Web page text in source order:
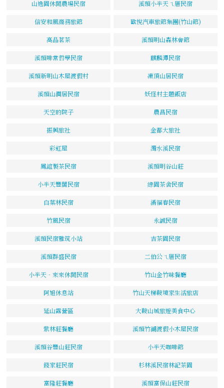
山逸園休閒農場民宿 溪頭小半天ㄟ厝民宿
信安和風商務旅館 歐悅汽車旅館集團(竹山館)
高品茗茶 溪頭明山森林會館
溪頭啡常哲學民宿 麒麟潭民宿
溪頭新明山木屋渡假村 凍頂山居民宿
溪頭山澗居民宿 妖怪村主題飯店
天空的院子 農昌民宿
振興旅社 金都大旅社
彩虹屋 濁水溪民宿
鳳誼製茶民宿 溪頭明谷山莊
小半天豐閣民宿 綠園茶舍民宿
白葉林民宿 滿福春民宿
竹風民宿 永誠民宿
溪頭民宿雅筑小站 吉茶園民宿
溪頭群盛民宿 二伯公ㄟ厝民宿
小半天‧來來休閒民宿 竹山金竹味餐廳
阿旭休息站 竹山天梯鞍境家生活旅店
延山露營區 大鞍山城旅遊美食中心
紫林莊餐廳 溪頭竹湖渡假小木屋民宿
溪頭谷豐山莊民宿 小半天咖啡館
錢家莊民宿 杉林溪民宿林記茶園
富隆莊餐廳 溪頭富保山莊民宿